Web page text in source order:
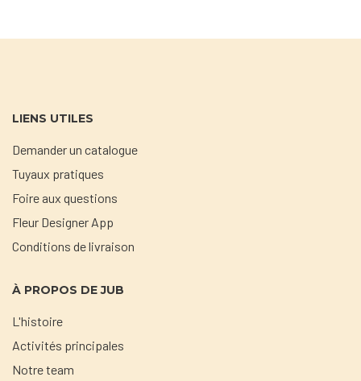
LIENS UTILES
Demander un catalogue
Tuyaux pratiques
Foire aux questions
Fleur Designer App
Conditions de livraison
À PROPOS DE JUB
L'histoire
Activités principales
Notre team